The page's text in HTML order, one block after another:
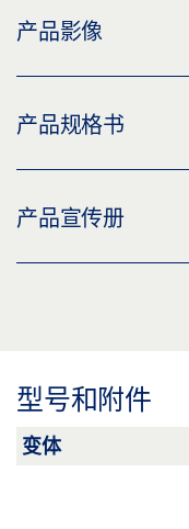
产品影像
雨水感应器 GC 401 RS
标签义务: © GEZE GmbH
产品规格书
GC 401 RS * 产
产品宣传册
型号和附件